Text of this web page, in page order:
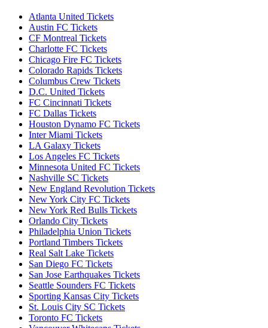
Atlanta United Tickets
Austin FC Tickets
CF Montreal Tickets
Charlotte FC Tickets
Chicago Fire FC Tickets
Colorado Rapids Tickets
Columbus Crew Tickets
D.C. United Tickets
FC Cincinnati Tickets
FC Dallas Tickets
Houston Dynamo FC Tickets
Inter Miami Tickets
LA Galaxy Tickets
Los Angeles FC Tickets
Minnesota United FC Tickets
Nashville SC Tickets
New England Revolution Tickets
New York City FC Tickets
New York Red Bulls Tickets
Orlando City Tickets
Philadelphia Union Tickets
Portland Timbers Tickets
Real Salt Lake Tickets
San Diego FC Tickets
San Jose Earthquakes Tickets
Seattle Sounders FC Tickets
Sporting Kansas City Tickets
St. Louis City SC Tickets
Toronto FC Tickets